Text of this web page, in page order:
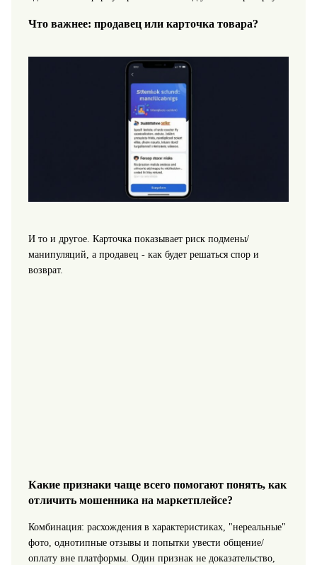
Что важнее: продавец или карточка товара?
И то и другое. Карточка показывает риск подмены/
манипуляций, а продавец - как будет решаться спор и
возврат.
Какие признаки чаще всего помогают понять, как
отличить мошенника на маркетплейсе?
Комбинация: расхождения в характеристиках, "нереальные"
фото, однотипные отзывы и попытки увести общение/
оплату вне платформы. Один признак не доказательство,